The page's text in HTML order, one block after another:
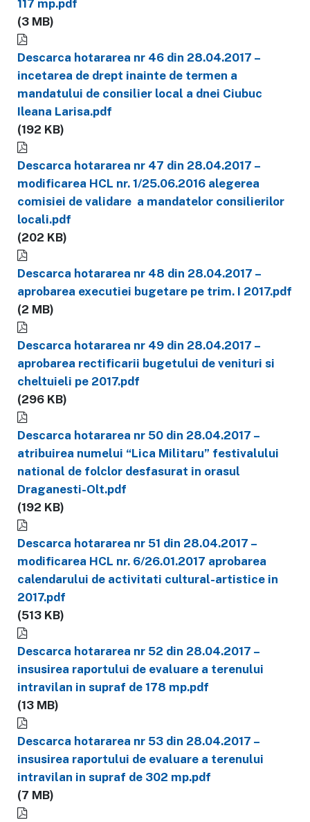
117 mp.pdf
(3 MB)
Descarca hotararea nr 46 din 28.04.2017 –
incetarea de drept inainte de termen a
mandatului de consilier local a dnei Ciubuc
Ileana Larisa.pdf
(192 KB)
Descarca hotararea nr 47 din 28.04.2017 –
modificarea HCL nr. 1/25.06.2016 alegerea
comisiei de validare a mandatelor consilierilor
locali.pdf
(202 KB)
Descarca hotararea nr 48 din 28.04.2017 –
aprobarea executiei bugetare pe trim. I 2017.pdf
(2 MB)
Descarca hotararea nr 49 din 28.04.2017 –
aprobarea rectificarii bugetului de venituri si
cheltuieli pe 2017.pdf
(296 KB)
Descarca hotararea nr 50 din 28.04.2017 –
atribuirea numelui “Lica Militaru” festivalului
national de folclor desfasurat in orasul
Draganesti-Olt.pdf
(192 KB)
Descarca hotararea nr 51 din 28.04.2017 –
modificarea HCL nr. 6/26.01.2017 aprobarea
calendarului de activitati cultural-artistice in
2017.pdf
(513 KB)
Descarca hotararea nr 52 din 28.04.2017 –
insusirea raportului de evaluare a terenului
intravilan in supraf de 178 mp.pdf
(13 MB)
Descarca hotararea nr 53 din 28.04.2017 –
insusirea raportului de evaluare a terenului
intravilan in supraf de 302 mp.pdf
(7 MB)